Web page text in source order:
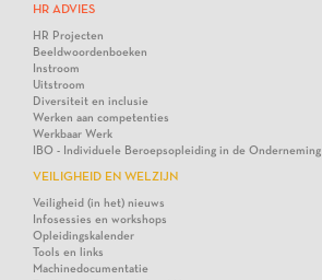
HR ADVIES
HR Projecten
Beeldwoordenboeken
Instroom
Uitstroom
Diversiteit en inclusie
Werken aan competenties
Werkbaar Werk
IBO - Individuele Beroepsopleiding in de Onderneming
VEILIGHEID EN WELZIJN
Veiligheid (in het) nieuws
Infosessies en workshops
Opleidingskalender
Tools en links
Machinedocumentatie